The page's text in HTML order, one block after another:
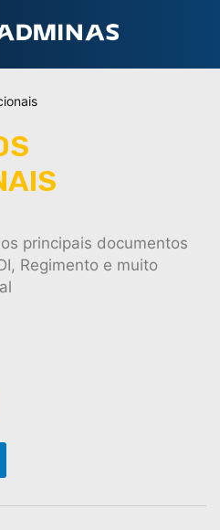
principais documentos
Regimento e muito